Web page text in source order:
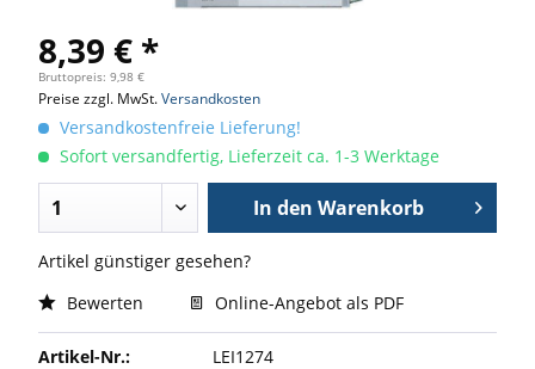
8,39 € *
Bruttopreis: 9,98 €
Preise zzgl. MwSt.Versandkosten
Versandkostenfreie Lieferung!
Sofort versandfertig, Lieferzeit ca. 1-3 Werktage
In den Warenkorb
Artikel günstiger gesehen?
Bewerten
Online-Angebot als PDF
Artikel-Nr.: LEI1274